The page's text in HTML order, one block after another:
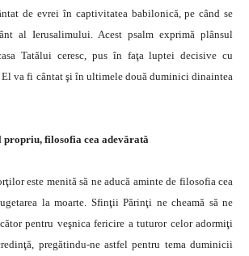
de evrei în captivitatea babilonică, pe când se
al Ierusalimului. Acest psalm exprimă plânsul
Tatălui ceresc, pus în faţa luptei decisive cu
va fi cântat şi în ultimele două duminici dinaintea
propriu, filosofia cea adevărată
este menită să ne aducă aminte de filosofia cea
la moarte. Sfinţii Părinţi ne cheamă să ne
pentru veşnica fericire a tuturor celor adormiţi
pregătindu-ne astfel pentru tema duminicii